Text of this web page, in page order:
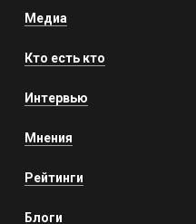
Медиа
Кто есть кто
Интервью
Мнения
Рейтинги
Блоги